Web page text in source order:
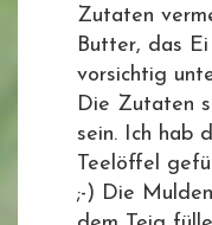
Zutaten
Butter, das
vorsichtig
Die Zutaten
sein. Ich hab
Teelöffel
;-) Die